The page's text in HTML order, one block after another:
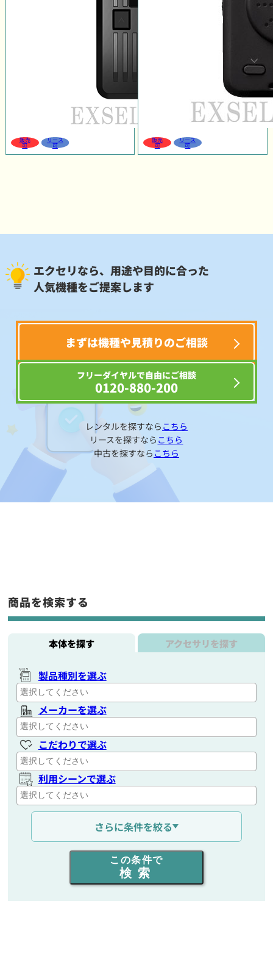
販売
可
リース
可
販売
可
リース
可
エクセリなら、用途や目的に合った
人気機種をご提案します
まずは機種や見積りのご相談
フリーダイヤルで自由にご相談
0120-880-200
レンタルを探すなら こちら
リースを探すなら こちら
中古を探すなら こちら
商品を検索する
本体を探す アクセサリを探す
製品種別を選ぶ
メーカーを選ぶ
こだわりで選ぶ
利用シーンで選ぶ
通信距離を選ぶ
出力を選ぶ
同時通話人数を選ぶ
さらに条件を絞る
この条件で
検索